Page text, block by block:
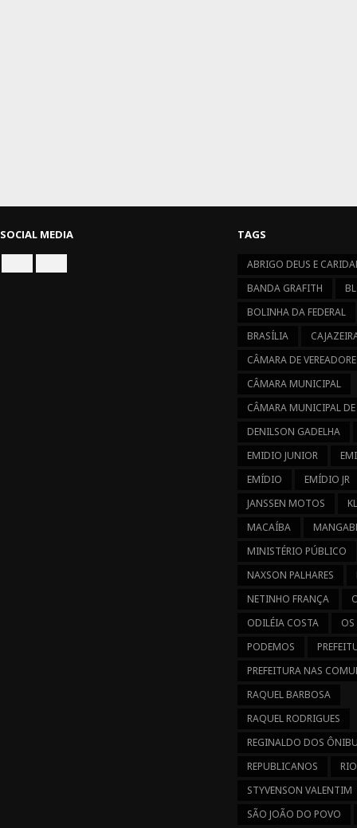
SOCIAL MEDIA
CONNECT
TAGS
ABRIGO DEUS E
BANDA GRAFITH
BOLINHA DA FEDERAL
BRASÍLIA
CÂMARA DE
CÂMARA MUNICIPAL
CÂMARA MUNICIPAL
DENILSON GADELHA
EMIDIO JUNIOR
EMÍDIO
EMÍDIO JR
JANSSEN MOTOS
MACAÍBA
MINISTÉRIO PÚBLICO
NAXSON PALHARES
NETINHO FRANÇA
ODILÉIA COSTA
PODEMOS
PREFEITURA NAS
RAQUEL BARBOSA
RAQUEL RODRIGUES
REGINALDO DOS
REPUBLICANOS
STYVENSON VALENTIM
SÃO JOÃO DO POVO